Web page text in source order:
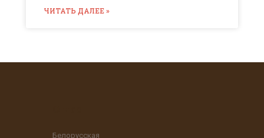
ЧИТАТЬ ДАЛЕЕ »
Белорусская